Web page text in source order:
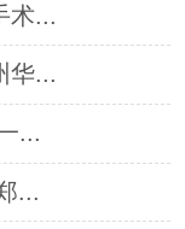
术...
华...
...
...